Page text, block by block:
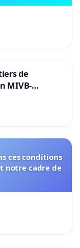
de
MIVB-
en Het
ces conditions
notre cadre de